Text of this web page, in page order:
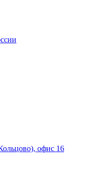
офис 16